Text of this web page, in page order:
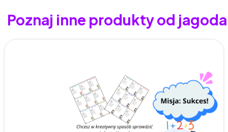
Poznaj inne produkty od